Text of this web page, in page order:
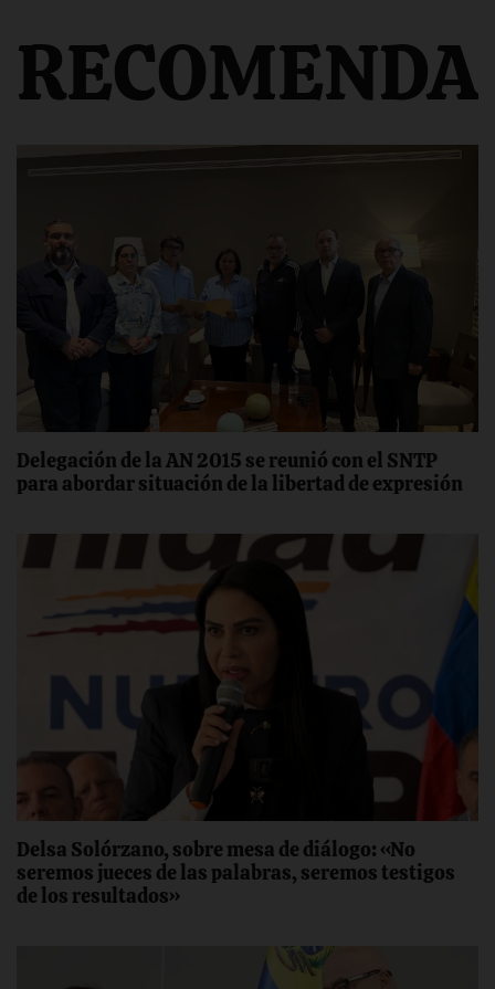
Delegación de la AN 2015 se reunió con el SNTP
para abordar situación de la libertad de expresión
Delsa Solórzano, sobre mesa de diálogo: «No
seremos jueces de las palabras, seremos testigos
de los resultados»